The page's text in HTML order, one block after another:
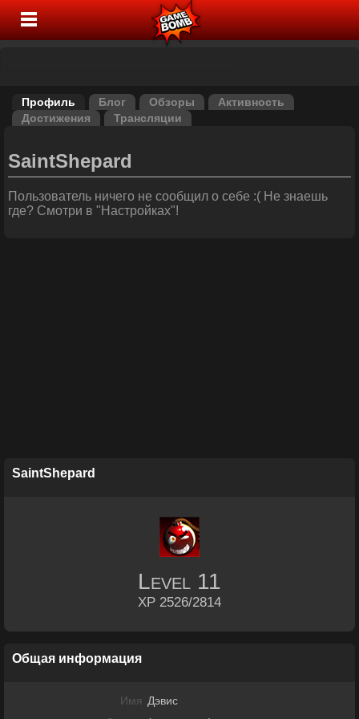
Профиль Блог Обзоры
Активность
Достижения
Трансляции
SaintShepard
Пользователь ничего не сообщил о себе :( Не знаешь
где? Смотри в "Настройках"!
SaintShepard
Level 11
XP 2526/2814
Общая информация
Имя Дэвис